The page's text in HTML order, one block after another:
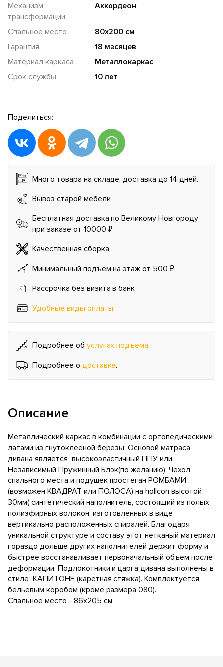
Механизм
трансформации
Аккордеон
Спальное место
80х200 см
Гарантия
18 месяцев
Материал каркаса
Металлокаркас
Срок службы
10 лет
Поделиться:
Много товара на складе, доставка до 14 дней.
Вывоз старой мебели.
Бесплатная доставка по Великому Новгороду
при заказе от 10000 ₽
Качественная сборка.
Минимальный подъём на этаж от 500 ₽
Рассрочка без визита в банк
Удобные виды оплаты.
Подробнее об услугах подъема.
Подробнее о доставке.
Описание
Металлический каркас в комбинации с ортопедическими
латами из гнутоклееной березы .Основой матраса
дивана является высокоэластичный ППУ или
Независимый Пружинный Блок(по желанию). Чехол
спального места и подушек простеган РОМБАМИ
(возможен КВАДРАТ или ПОЛОСА) на hollcon высотой
30мм( синтетический наполнитель, состоящий из полых
полиэфирных волокон, изготовленных в виде
вертикально расположенных спиралей. Благодаря
уникальной структуре и составу этот нетканый материал
гораздо дольше других наполнителей держит форму и
быстрее восстанавливает первоначальный объем после
деформации. Подлокотники и царга дивана выполнены в
стиле КАПИТОНЕ (каретная стяжка). Комплектуется
бельевым коробом (кроме размера 080).
Спальное место - 86х205 см